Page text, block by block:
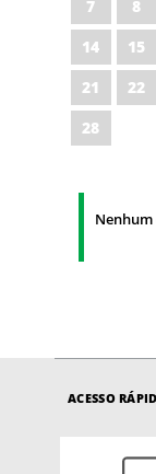
7
8
14
15
21
22
28
ACESSO